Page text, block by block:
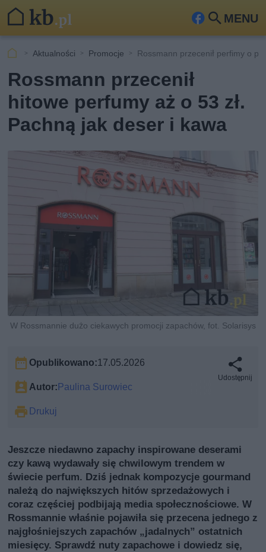
MENU
Fa
ook
Szu
kaj
Aktualności Promocje Rossmann przecenił perfimy o
Rossmann przecenił
hitowe perfumy aż o 53 zł.
Pachną jak deser i kawa
W Rossmannie dużo ciekawych promocji zapachów, fot. Solarisys
Opublikowano:17.05.2026
Autor: Paulina Surowiec
Drukuj
Udostępnij
Jeszcze niedawno zapachy inspirowane deserami
czy kawą wydawały się chwilowym trendem w
świecie perfum. Dziś jednak kompozycje gourmand
należą do największych hitów sprzedażowych i
coraz częściej podbijają media społecznościowe. W
Rossmannie właśnie pojawiła się przecena jednego z
najgłośniejszych zapachów „jadalnych” ostatnich
miesięcy. Sprawdź nuty zapachowe i dowiedz się,